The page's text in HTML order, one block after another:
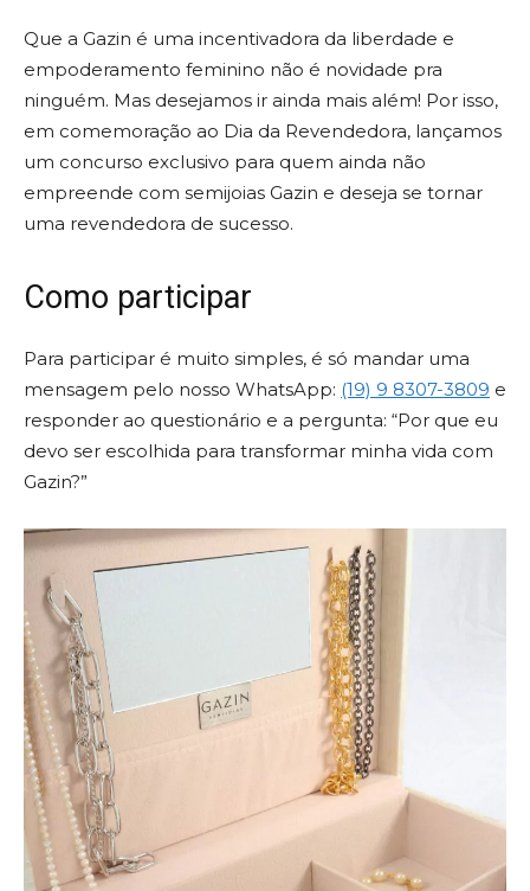
Que a Gazin é uma incentivadora da liberdade e
empoderamento feminino não é novidade pra
ninguém. Mas desejamos ir ainda mais além! Por isso,
em comemoração ao Dia da Revendedora, lançamos
um concurso exclusivo para quem ainda não
empreende com semijoias Gazin e deseja se tornar
uma revendedora de sucesso.
Como participar
Para participar é muito simples, é só mandar uma
mensagem pelo nosso WhatsApp: (19) 9 8307-3809 e
responder ao questionário e a pergunta: “Por que eu
devo ser escolhida para transformar minha vida com
Gazin?”